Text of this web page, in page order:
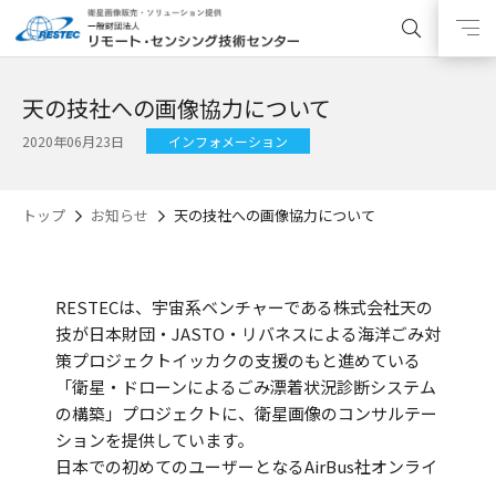
天の技社への画像協力について
2020年06月23日 インフォメーション
トップ お知らせ 天の技社への画像協力について
RESTECは、宇宙系ベンチャーである株式会社天の
技が日本財団・JASTO・リバネスによる海洋ごみ対
策プロジェクトイッカクの支援のもと進めている
「衛星・ドローンによるごみ漂着状況診断システム
の構築」プロジェクトに、衛星画像のコンサルテー
ションを提供しています。
日本での初めてのユーザーとなるAirBus社オンライ